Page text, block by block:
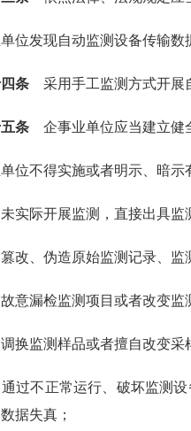
位发现自动监测设备传输数
条采用手工监测方式开展
条企事业单位应当建立健
位不得实施或者明示、暗示
未实际开展监测，直接出具监
篡改、伪造原始监测记录、监
故意漏检监测项目或者改变监
调换监测样品或者擅自改变
通过不正常运行、破坏监测
据失真；